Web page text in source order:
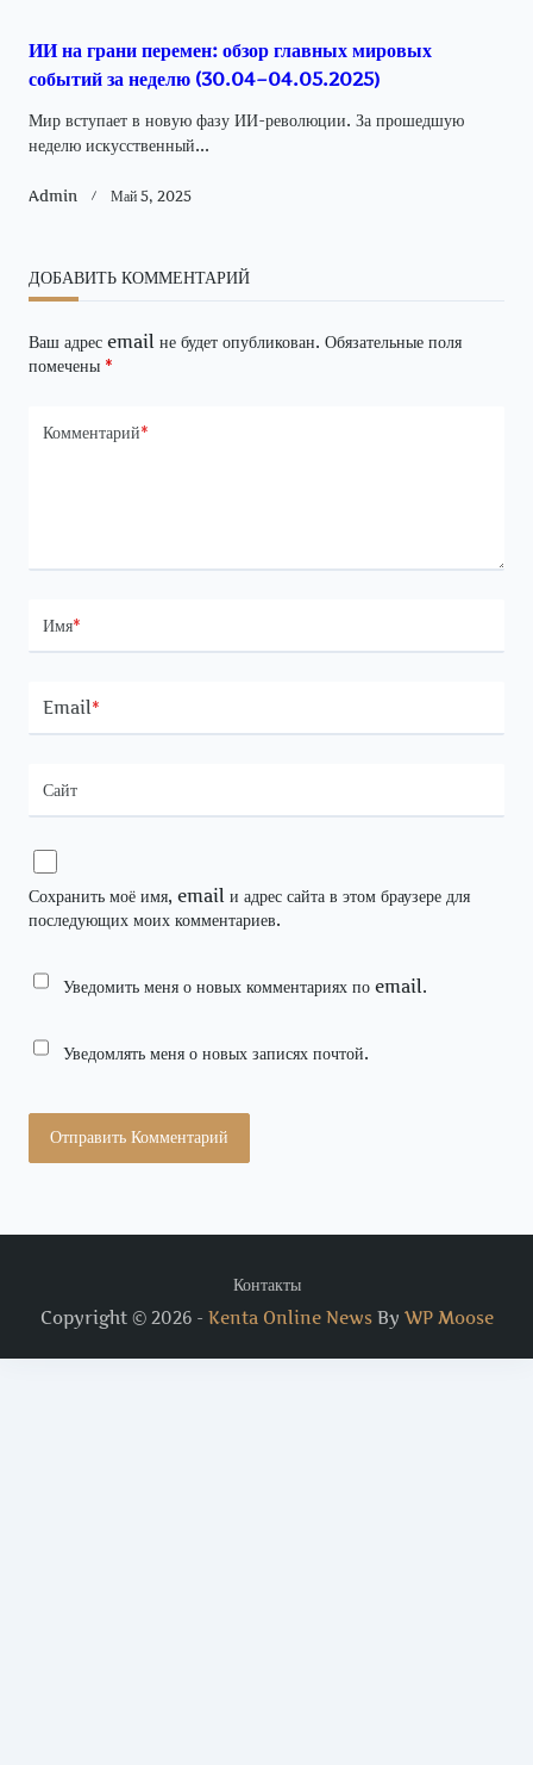
ИИ на грани перемен: обзор главных мировых
событий за неделю (30.04–04.05.2025)
Мир вступает в новую фазу ИИ-революции. За прошедшую
неделю искусственный...
Admin Май 5, 2025
ДОБАВИТЬ КОММЕНТАРИЙ
Ваш адрес email не будет опубликован. Обязательные поля
помечены *
Комментарий*
Имя*
Email *
Сайт
Сохранить моё имя, email и адрес сайта в этом браузере для
последующих моих комментариев.
Уведомить меня о новых комментариях по email.
Уведомлять меня о новых записях почтой.
Контакты
Copyright © 2026 - Kenta Online NewsBy WP Moose